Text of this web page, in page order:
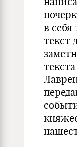
в себя
текст
текста